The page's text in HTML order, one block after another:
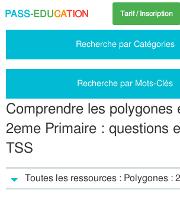
PASS-EDUCATION Tarif / Inscription
Recherche par Catégories
Recherche par Mots-Clés
Comprendre les polygones
2eme Primaire : questions
TSS
Toutes les ressources : Polygones :